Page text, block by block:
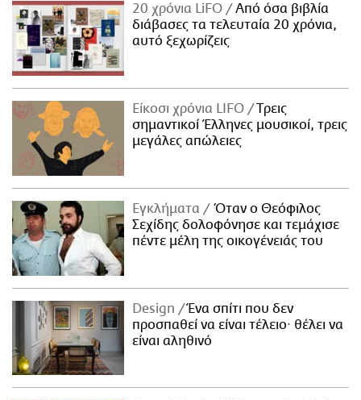
20 χρόνια LiFO
Από όσα βιβλία
διάβασες τα τελευταία 20 χρόνια,
αυτό ξεχωρίζεις
Είκοσι χρόνια LIFO
Tρεις
σημαντικοί Έλληνες μουσικοί, τρεις
μεγάλες απώλειες
Εγκλήματα
Όταν ο Θεόφιλος
Σεχίδης δολοφόνησε και τεμάχισε
πέντε μέλη της οικογένειάς του
Design
Ένα σπίτι που δεν
προσπαθεί να είναι τέλειο· θέλει να
είναι αληθινό